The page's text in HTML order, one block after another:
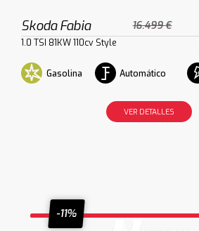
Skoda Fabia 16.499 €
1.0 TSI 81KW 110cv Style
Gasolina Automático
VER DETALLES
-11%